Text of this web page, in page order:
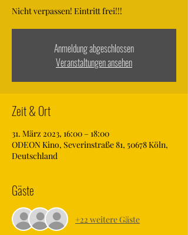
Nicht verpassen! Eintritt frei!!!
Anmeldung abgeschlossen
Veranstaltungen ansehen
Zeit & Ort
31. März 2023, 16:00 – 18:00
ODEON Kino, Severinstraße 81, 50678 Köln,
Deutschland
Gäste
+22 weitere Gäste